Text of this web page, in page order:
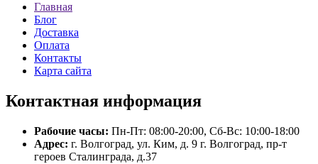
Главная
Блог
Доставка
Оплата
Контакты
Карта сайта
Контактная информация
Рабочие часы: Пн-Пт: 08:00-20:00, Сб-Вс: 10:00-18:00
Адрес: г. Волгоград, ул. Ким, д. 9 г. Волгоград, пр-т
героев Сталинграда, д.37